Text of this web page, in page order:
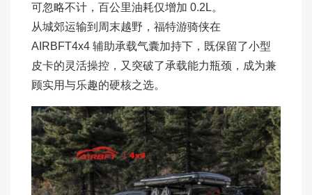
可忽略不计，百公里油耗仅增加 0.2L。
从城郊运输到周末越野，福特游骑侠在
AIRBFT4x4 辅助承载气囊加持下，既保留了小型
皮卡的灵活操控，又突破了承载能力瓶颈，成为兼
顾实用与乐趣的硬核之选。